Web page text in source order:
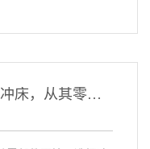
如果您想选择一台好的精密冲床，从其零部件开始吧